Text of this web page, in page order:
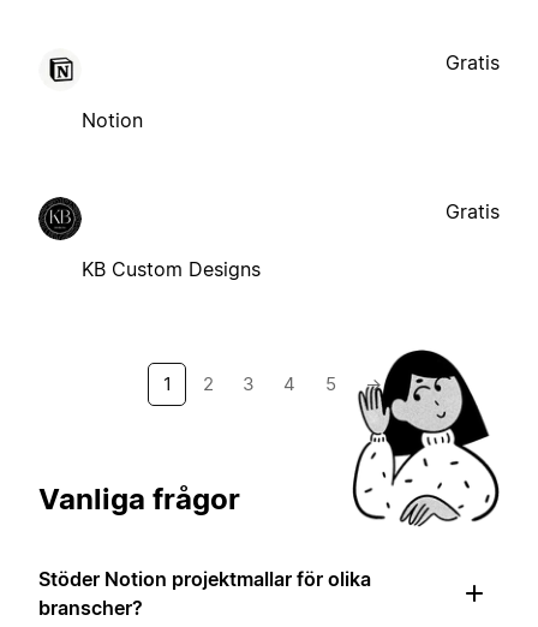
Notion
Gratis
KB Custom Designs
Gratis
1 2 3 4 5 →
Vanliga frågor
Stöder Notion projektmallar för olika
branscher?